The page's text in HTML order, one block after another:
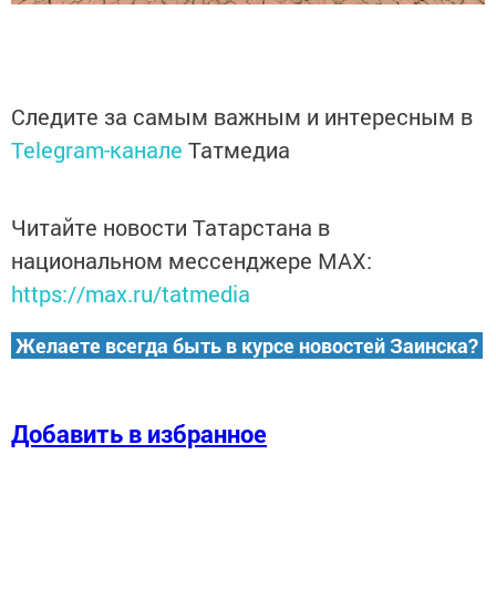
Следите за самым важным и интересным в
Telegram-канале Татмедиа
Читайте новости Татарстана в
национальном мессенджере MАХ:
https://max.ru/tatmedia
Желаете всегда быть в курсе новостей Заинска?
Добавить в избранное